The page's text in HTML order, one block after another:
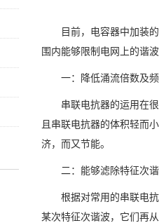
目前，电容器中加装的
围内能够限制电网上的谐
一：降低涌流倍数及频
串联电抗器的运用在很
且串联电抗器的体积轻而
济，而又节能。
二：能够滤除特征次谐
根据对常用的串联电抗
某次特征次谐波，它们再